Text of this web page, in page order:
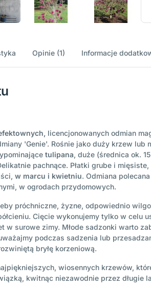
Opinie (1) Informacje
licencjonowanych odmian
'Genie'. Rośnie jako duży krzew
tulipana, duże (średnica ok.
pachnące. Płatki grube i
w marcu i kwietniu. Odmiana
w ogrodach przydomowych.
próchniczne, żyzne, odpowiednio
Cięcie wykonujemy tylko w celu
w surowe zimy. Młode sadzonki warto
podczas sadzenia lub
bryłę korzeniową.
wiosennych krzewów,
kwitnąc niezawodnie przez długie